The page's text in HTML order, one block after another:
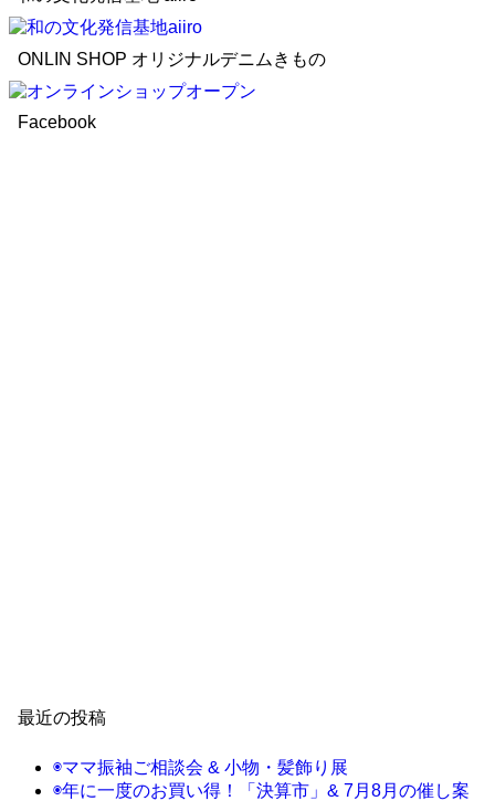
ONLIN SHOP オリジナルデニムきもの
Facebook
最近の投稿
◉ママ振袖ご相談会 & 小物・髪飾り展
◉年に一度のお買い得！「決算市」& 7月8月の催し案